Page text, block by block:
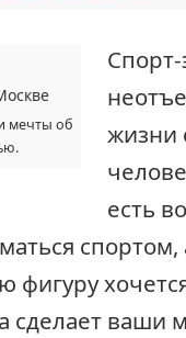
мечты об
Спорт-
жизни
есть
спортом,
фигуру
сделает ваши